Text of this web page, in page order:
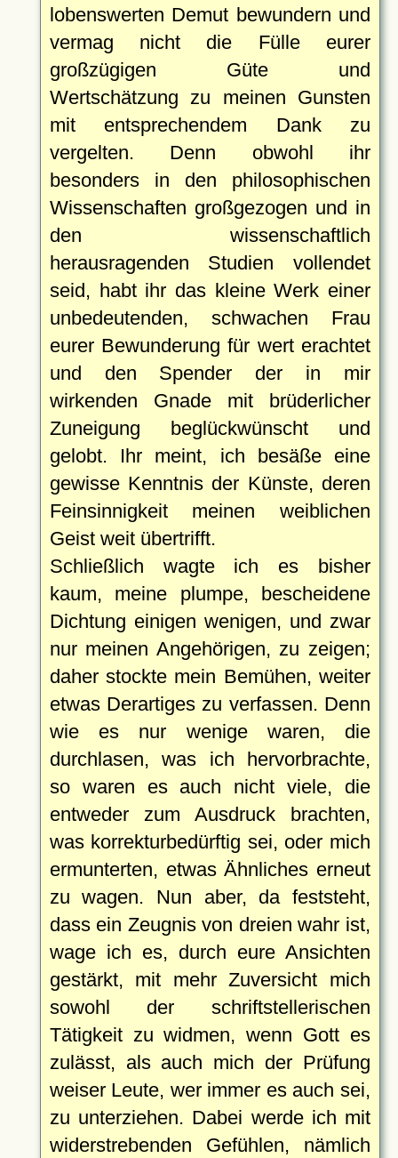
lobenswerten Demut bewundern und
vermag nicht die Fülle eurer
großzügigen Güte und
Wertschätzung zu meinen Gunsten
mit entsprechendem Dank zu
vergelten. Denn obwohl ihr
besonders in den philosophischen
Wissenschaften großgezogen und in
den wissenschaftlich
herausragenden Studien vollendet
seid, habt ihr das kleine Werk einer
unbedeutenden, schwachen Frau
eurer Bewunderung für wert erachtet
und den Spender der in mir
wirkenden Gnade mit brüderlicher
Zuneigung beglückwünscht und
gelobt. Ihr meint, ich besäße eine
gewisse Kenntnis der Künste, deren
Feinsinnigkeit meinen weiblichen
Geist weit übertrifft.
Schließlich wagte ich es bisher
kaum, meine plumpe, bescheidene
Dichtung einigen wenigen, und zwar
nur meinen Angehörigen, zu zeigen;
daher stockte mein Bemühen, weiter
etwas Derartiges zu verfassen. Denn
wie es nur wenige waren, die
durchlasen, was ich hervorbrachte,
so waren es auch nicht viele, die
entweder zum Ausdruck brachten,
was korrekturbedürftig sei, oder mich
ermunterten, etwas Ähnliches erneut
zu wagen. Nun aber, da feststeht,
dass ein Zeugnis von dreien wahr ist,
wage ich es, durch eure Ansichten
gestärkt, mit mehr Zuversicht mich
sowohl der schriftstellerischen
Tätigkeit zu widmen, wenn Gott es
zulässt, als auch mich der Prüfung
weiser Leute, wer immer es auch sei,
zu unterziehen. Dabei werde ich mit
widerstrebenden Gefühlen, nämlich